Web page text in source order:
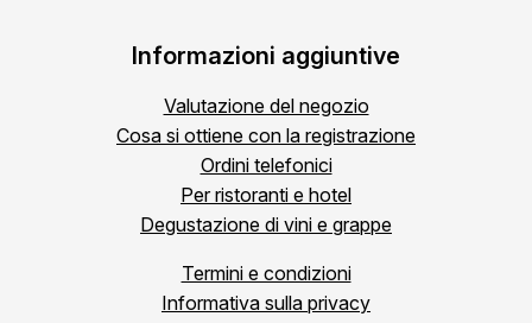
Informazioni aggiuntive
Valutazione del negozio
Cosa si ottiene con la registrazione
Ordini telefonici
Per ristoranti e hotel
Degustazione di vini e grappe
Termini e condizioni
Informativa sulla privacy